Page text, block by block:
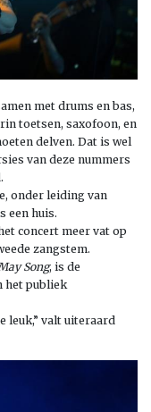
met drums en bas,
toetsen, saxofoon, en
delven. Dat is wel
van deze nummers
onder leiding van
een huis.
concert meer vat op
zangstem.
Song, is de
het publiek
leuk,” valt uiteraard